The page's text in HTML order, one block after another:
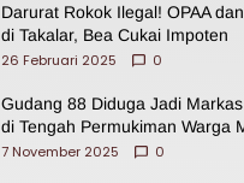
Darurat Rokok Ilegal! OPAA
di Takalar, Bea Cukai Impoten
26 Februari 2025
0
Gudang 88 Diduga Jadi
di Tengah Permukiman Warga
7 November 2025
0